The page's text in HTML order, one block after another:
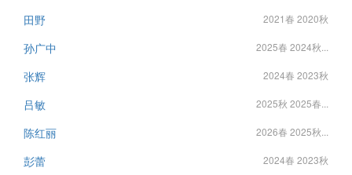
田野 2021春 2020秋
孙广中 2025春 2024秋...
张辉 2024春 2023秋
吕敏 2025秋 2025春...
陈红丽 2026春 2025秋...
彭蕾 2024春 2023秋